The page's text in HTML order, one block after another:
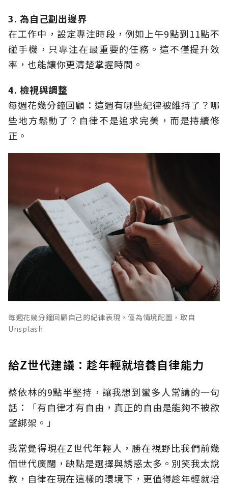
3. 為自己劃出邊界
在工作中，設定專注時段，例如上午9點到11點不
碰手機，只專注在最重要的任務。這不僅提升效
率，也能讓你更清楚掌握時間。
4. 檢視與調整
每週花幾分鐘回顧：這週有哪些紀律被維持了？哪
些地方鬆動了？自律不是追求完美，而是持續修
正。
每週花幾分鐘回顧自己的紀律表現。僅為情境配圖，取自
Unsplash
給Z世代建議：趁年輕就培養自律能力
蔡依林的9點半堅持，讓我想到蠻多人常講的一句
話：「有自律才有自由，真正的自由是能夠不被欲
望綁架。」
我常覺得現在Z世代年輕人，勝在視野比我們前幾
個世代廣闊，缺點是選擇與誘惑太多。別笑我太說
教，自律在現在這樣的環境下，更值得趁年輕就培